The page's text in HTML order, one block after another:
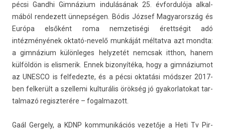
pécsi Gandhi Gimnázium indulásának 25. évfor­dulója al­kal­
mából re­ndezett ünnepségen. Bódis József Magyarország és
Európa elsőként roma nem­zetiségi érettségit adó
intézményének oktató-nevelő munkáját mél­tatva azt mondta:
a gimnázium külön­leges helyzetét nemcsak itthon, hanem
külföldön is elis­merik. Ennek bi­zonyítéka, hogy a gim­náziumot
az UN­ES­CO is fel­fedez­te, és a pécsi oktatási módszer 2017-
ben fel­került a szel­lemi kul­turális örökség jó gyakor­latokat tar­
talmazó re­giszterére – fogal­mazott.
Gaál Ger­ge­ly, a KDNP kom­munikációs vezetője a Heti Tv Pir­